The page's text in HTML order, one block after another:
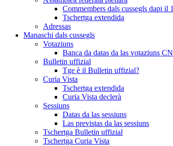
Commembers dals cussegls dapi il
Tschertga extendida
Adressas
Manaschi dals cussegls
Votaziuns
Banca da datas da las votaziuns CN
Bulletin uffizial
Tge è il Bulletin uffizial?
Curia Vista
Tschertga extendida
Curia Vista declerà
Sessiuns
Datas da las sessiuns
Las previstas da las sessiuns
Tschertga Bulletin uffizial
Tschertga Curia Vista